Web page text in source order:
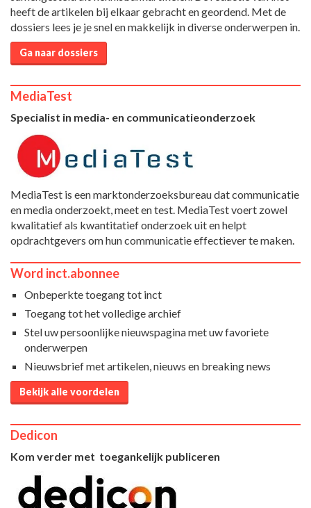
heeft de artikelen bij elkaar gebracht en geordend. Met de
dossiers lees je je snel en makkelijk in diverse onderwerpen in.
Ga naar dossiers
MediaTest
Specialist in media- en communicatieonderzoek
MediaTest is een marktonderzoeksbureau dat communicatie
en media onderzoekt, meet en test. MediaTest voert zowel
kwalitatief als kwantitatief onderzoek uit en helpt
opdrachtgevers om hun communicatie effectiever te maken.
Word inct.abonnee
Onbeperkte toegang tot inct
Toegang tot het volledige archief
Stel uw persoonlijke nieuwspagina met uw favoriete
onderwerpen
Nieuwsbrief met artikelen, nieuws en breaking news
Bekijk alle voordelen
Dedicon
Kom verder met toegankelijk publiceren